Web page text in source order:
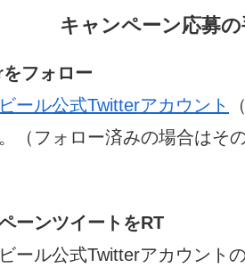
キャンペーン応募
フォロー
ール公式Twitterアカウント
（フォロー済みの場合はそ
ーンツイートをRT
ール公式Twitterアカウント